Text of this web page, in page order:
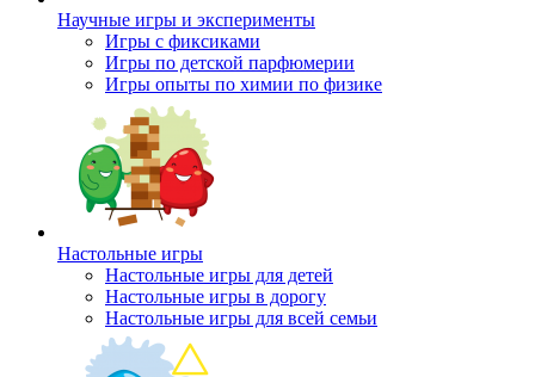
Научные игры и эксперименты
Игры с фиксиками
Игры по детской парфюмерии
Игры опыты по химии по физике
Настольные игры
Настольные игры для детей
Настольные игры в дорогу
Настольные игры для всей семьи